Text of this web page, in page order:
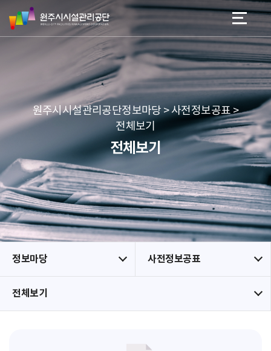
네
본문 바로가기
메뉴 바로가기
원
주
시
리
공
단
원주시시설관리공단정보마당 > 사전정보공표 >
전체보기
전체보기
정보마당 사전정보공표
전체보기